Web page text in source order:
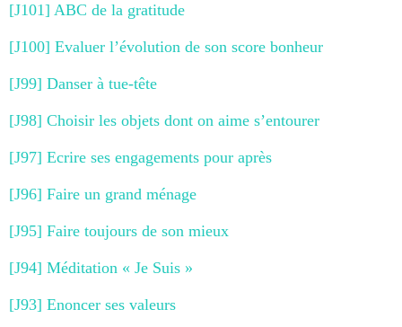
[J101] ABC de la gratitude
[J100] Evaluer l’évolution de son score bonheur
[J99] Danser à tue-tête
[J98] Choisir les objets dont on aime s’entourer
[J97] Ecrire ses engagements pour après
[J96] Faire un grand ménage
[J95] Faire toujours de son mieux
[J94] Méditation « Je Suis »
[J93] Enoncer ses valeurs